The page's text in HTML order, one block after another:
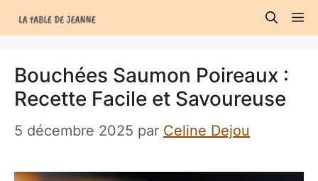
au
Bouchées Saumon Poireaux :
Recette Facile et Savoureuse
5 décembre 2025 par Celine Dejou